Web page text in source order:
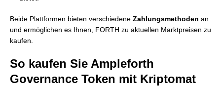
Beide Plattformen bieten verschiedene Zahlungsmethoden an
und ermöglichen es Ihnen, FORTH zu aktuellen Marktpreisen zu
kaufen.
So kaufen Sie Ampleforth
Governance Token mit Kriptomat